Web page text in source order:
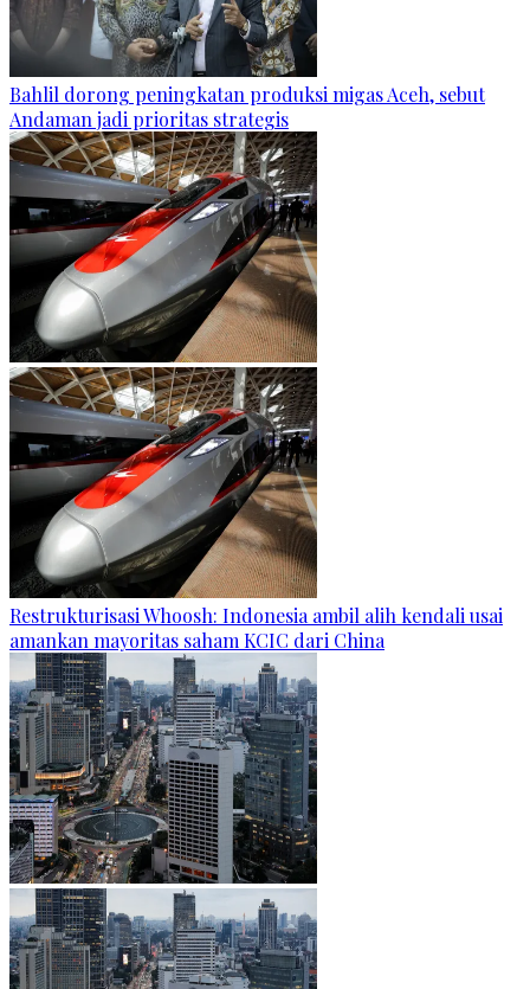
Bahlil dorong peningkatan produksi migas Aceh, sebut
Andaman jadi prioritas strategis
Restrukturisasi Whoosh: Indonesia ambil alih kendali usai
amankan mayoritas saham KCIC dari China